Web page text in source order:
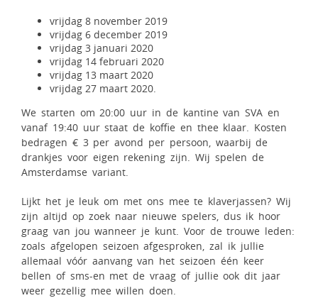
vrijdag 8 november 2019
vrijdag 6 december 2019
vrijdag 3 januari 2020
vrijdag 14 februari 2020
vrijdag 13 maart 2020
vrijdag 27 maart 2020.
We starten om 20:00 uur in de kantine van SVA en
vanaf 19:40 uur staat de koffie en thee klaar. Kosten
bedragen € 3 per avond per persoon, waarbij de
drankjes voor eigen rekening zijn. Wij spelen de
Amsterdamse variant.
Lijkt het je leuk om met ons mee te klaverjassen? Wij
zijn altijd op zoek naar nieuwe spelers, dus ik hoor
graag van jou wanneer je kunt. Voor de trouwe leden:
zoals afgelopen seizoen afgesproken, zal ik jullie
allemaal vóór aanvang van het seizoen één keer
bellen of sms-en met de vraag of jullie ook dit jaar
weer gezellig mee willen doen.